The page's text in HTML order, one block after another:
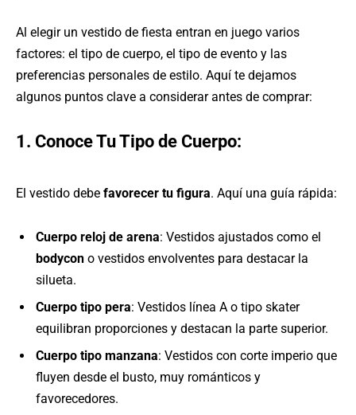
Al elegir un vestido de fiesta entran en juego varios
factores: el tipo de cuerpo, el tipo de evento y las
preferencias personales de estilo. Aquí te dejamos
algunos puntos clave a considerar antes de comprar:
1. Conoce Tu Tipo de Cuerpo:
El vestido debe favorecer tu figura. Aquí una guía rápida:
Cuerpo reloj de arena: Vestidos ajustados como el
bodycon o vestidos envolventes para destacar la
silueta.
Cuerpo tipo pera: Vestidos línea A o tipo skater
equilibran proporciones y destacan la parte superior.
Cuerpo tipo manzana: Vestidos con corte imperio que
fluyen desde el busto, muy románticos y
favorecedores.